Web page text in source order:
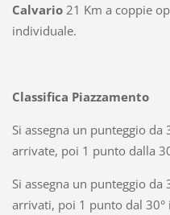
Calvario21 Km a coppie
individuale.
Classifica Piazzamento
Si assegna un punteggio
arrivate, poi 1 punto dalla
Si assegna un punteggio
arrivati, poi 1 punto dal 30°